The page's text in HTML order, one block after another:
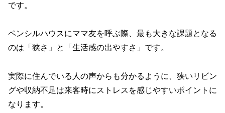
です。
ペンシルハウスにママ友を呼ぶ際、最も大きな課題となる
のは「狭さ」と「生活感の出やすさ」です。
実際に住んでいる人の声からも分かるように、狭いリビン
グや収納不足は来客時にストレスを感じやすいポイントに
なります。